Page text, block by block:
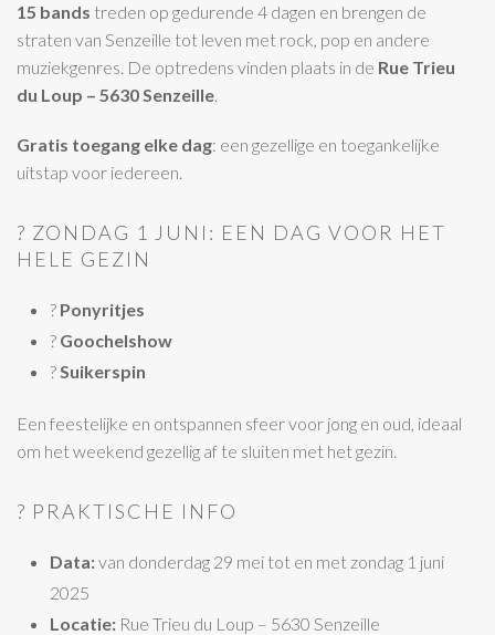
15 bands treden op gedurende 4 dagen en brengen de
straten van Senzeille tot leven met rock, pop en andere
muziekgenres. De optredens vinden plaats in de Rue Trieu
du Loup – 5630 Senzeille.
Gratis toegang elke dag: een gezellige en toegankelijke
uitstap voor iedereen.
? ZONDAG 1 JUNI: EEN DAG VOOR HET
HELE GEZIN
? Ponyritjes
? Goochelshow
?Suikerspin
Een feestelijke en ontspannen sfeer voor jong en oud, ideaal
om het weekend gezellig af te sluiten met het gezin.
? PRAKTISCHE INFO
Data:van donderdag 29 mei tot en met zondag 1 juni
2025
Locatie: Rue Trieu du Loup – 5630 Senzeille